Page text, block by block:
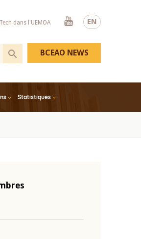
EN
dans l'UEMOA
Youtube
Statistiques
BCEAO NEWS